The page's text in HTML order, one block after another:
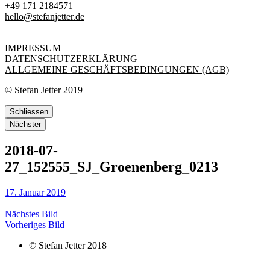
+49 171 2184571
hello@stefanjetter.de
IMPRESSUM
DATENSCHUTZERKLÄRUNG
ALLGEMEINE GESCHÄFTSBEDINGUNGEN (AGB)
© Stefan Jetter 2019
Schliessen
Nächster
2018-07-
27_152555_SJ_Groenenberg_0213
17. Januar 2019
Nächstes Bild
Vorheriges Bild
© Stefan Jetter 2018